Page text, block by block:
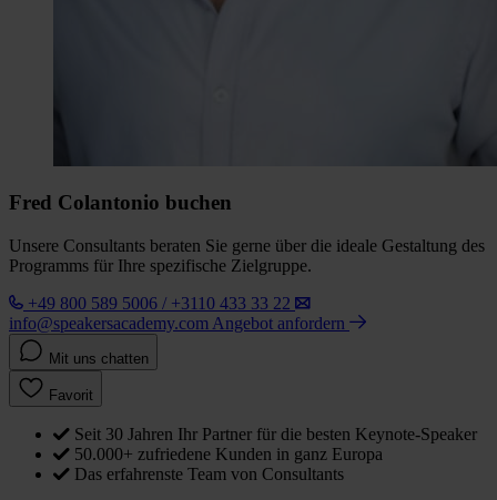
Fred Colantonio buchen
Unsere Consultants beraten Sie gerne über die ideale Gestaltung des
Programms für Ihre spezifische Zielgruppe.
+49 800 589 5006 / +3110 433 33 22
info@speakersacademy.com Angebot anfordern
Mit uns chatten
Favorit
Seit 30 Jahren Ihr Partner für die besten Keynote-Speaker
50.000+ zufriedene Kunden in ganz Europa
Das erfahrenste Team von Consultants